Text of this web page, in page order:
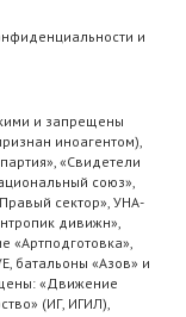
и
и запрещены
иноагентом),
«Свидетели
союз»,
сектор», УНА-
дивижн»,
«Артподготовка»,
батальоны «Азов» и
«Движение
(ИГ, ИГИЛ),